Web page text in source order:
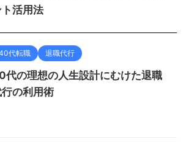
ト活用法
代転職 退職代行
代の理想の人生設計にむけた退職
の利用術